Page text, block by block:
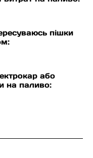
пішки
або
на паливо: